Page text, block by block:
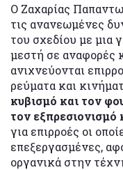
Ο Ζαχαρίας
τις ανανεωμένες
του σχεδίου με μια
μεστή σε αναφορές
ανιχνεύονται
ρεύματα και
κυβισμό και τον
τον εξπρεσιονισμό
για επιρροές οι
επεξεργασμένες,
οργανικά στην